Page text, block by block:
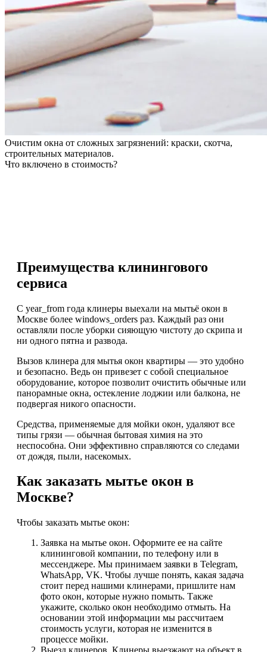
Очистим окна от сложных загрязнений: краски, скотча,
строительных материалов.
Что включено в стоимость?
Преимущества клинингового
сервиса
С year_from года клинеры выехали на мытьё окон в
Москве более windows_orders раз. Каждый раз они
оставляли после уборки сияющую чистоту до скрипа и
ни одного пятна и развода.
Вызов клинера для мытья окон квартиры — это удобно
и безопасно. Ведь он привезет с собой специальное
оборудование, которое позволит очистить обычные или
панорамные окна, остекление лоджии или балкона, не
подвергая никого опасности.
Средства, применяемые для мойки окон, удаляют все
типы грязи — обычная бытовая химия на это
неспособна. Они эффективно справляются со следами
от дождя, пыли, насекомых.
Как заказать мытье окон в
Москве?
Чтобы заказать мытье окон:
Заявка на мытье окон. Оформите ее на сайте
клининговой компании, по телефону или в
мессенджере. Мы принимаем заявки в Telegram,
WhatsApp, VK. Чтобы лучше понять, какая задача
стоит перед нашими клинерами, пришлите нам
фото окон, которые нужно помыть. Также
укажите, сколько окон необходимо отмыть. На
основании этой информации мы рассчитаем
стоимость услуги, которая не изменится в
процессе мойки.